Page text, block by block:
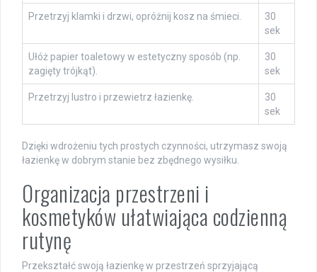
Przetrzyj klamki i drzwi, opróżnij kosz na śmieci.
30
sek
Ułóż papier toaletowy w estetyczny sposób (np.
zagięty trójkąt).
30
sek
Przetrzyj lustro i przewietrz łazienkę.
30
sek
Dzięki wdrożeniu tych prostych czynności, utrzymasz swoją
łazienkę w dobrym stanie bez zbędnego wysiłku.
Organizacja przestrzeni i
kosmetyków ułatwiająca codzienną
rutynę
Przekształć swoją łazienkę w przestrzeń sprzyjającą